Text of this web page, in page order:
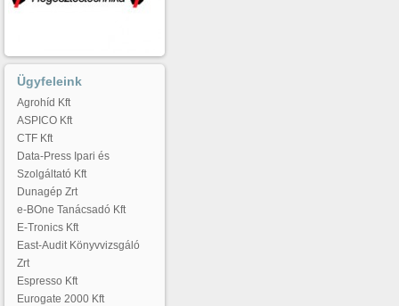
Ügyfeleink
Agrohíd Kft
ASPICO Kft
CTF Kft
Data-Press Ipari és
Szolgáltató Kft
Dunagép Zrt
e-BOne Tanácsadó Kft
E-Tronics Kft
East-Audit Könyvvizsgáló
Zrt
Espresso Kft
Eurogate 2000 Kft